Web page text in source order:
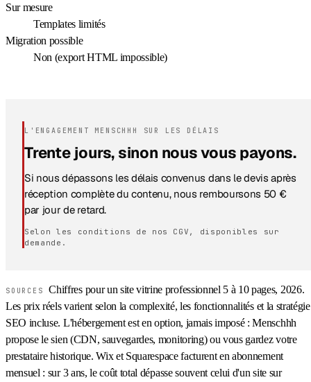
Sur mesure
Templates limités
Migration possible
Non (export HTML impossible)
L'ENGAGEMENT MENSCHHH SUR LES DÉLAIS
Trente jours, sinon nous vous payons.
Si nous dépassons les délais convenus dans le devis après
réception complète du contenu, nous remboursons 50 €
par jour de retard.
Selon les conditions de nos CGV, disponibles sur
demande.
SOURCESChiffres pour un site vitrine professionnel 5 à 10 pages, 2026.
Les prix réels varient selon la complexité, les fonctionnalités et la stratégie
SEO incluse. L'hébergement est en option, jamais imposé : Menschhh
propose le sien (CDN, sauvegardes, monitoring) ou vous gardez votre
prestataire historique. Wix et Squarespace facturent en abonnement
mensuel : sur 3 ans, le coût total dépasse souvent celui d'un site sur